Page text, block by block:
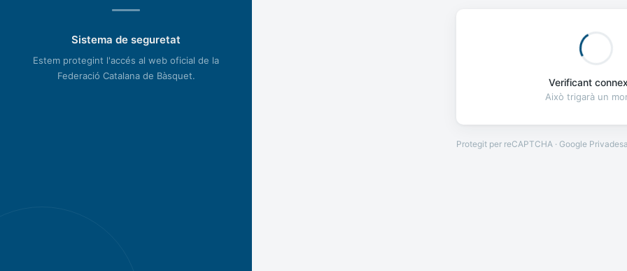
Sistema de seguretat
Estem protegint l'accés al web oficial de la
Federació Catalana de Bàsquet.
Verificant
Això trigarà un
Protegit per reCAPTCHA · Google Privadesa